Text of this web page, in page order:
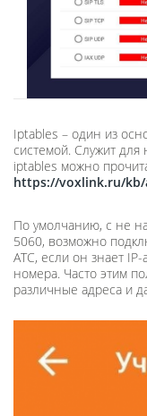
Iptables – один из
системой. Служит
iptables можно
https://voxlink.ru/
По умолчанию, с не
5060, возможно
АТС, если он знает
номера. Часто этим
различные адреса и